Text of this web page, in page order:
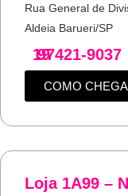
Rua General de
Aldeia Barueri/SP
19
97421-9037
COMO
Loja 1A99 –